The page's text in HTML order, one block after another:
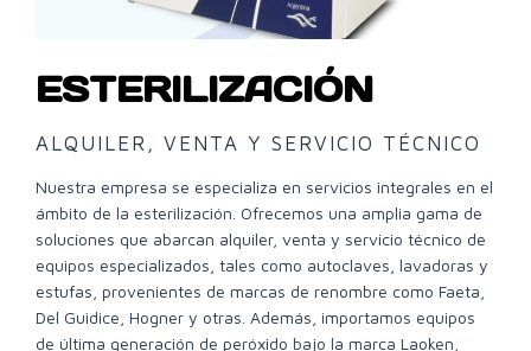
ESTERILIZACIÓN
ALQUILER, VENTA Y SERVICIO TÉCNICO
Nuestra empresa se especializa en servicios integrales en el
ámbito de la esterilización. Ofrecemos una amplia gama de
soluciones que abarcan alquiler, venta y servicio técnico de
equipos especializados, tales como autoclaves, lavadoras y
estufas, provenientes de marcas de renombre como Faeta,
Del Guidice, Hogner y otras. Además, importamos equipos
de última generación de peróxido bajo la marca Laoken,